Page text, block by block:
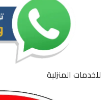
للخدمات المنزلية